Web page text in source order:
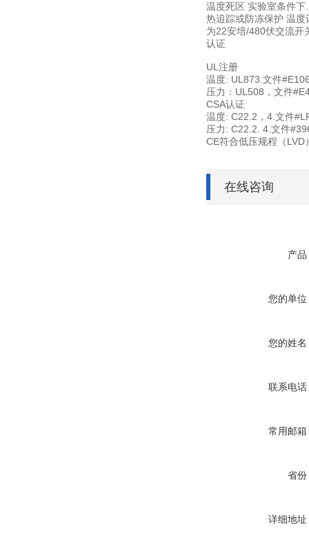
温度死区 实验室条件
热追踪或防冻保护 温
为22安培/480伏交流开
认证
UL注册
温度: UL873.文件
压力：UL508，文件
CSA认证
温度: C22.2，4.文件
压力: C22.2. 4.文件
CE符合低压规程（
在线咨询
产品
您的单位
您的姓名
联系电话
常用邮箱
省份
详细地址